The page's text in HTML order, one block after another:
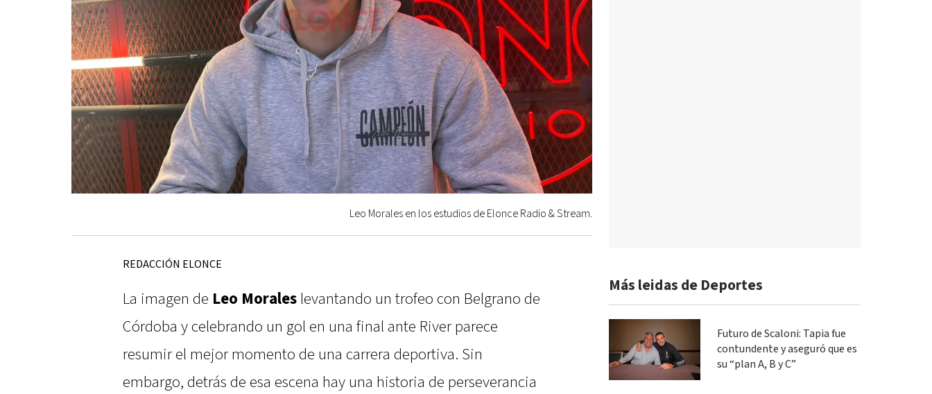
Leo Morales en los estudios de Elonce Radio & Stream.
REDACCIÓN ELONCE
La imagen de Leo Morales levantando un trofeo con Belgrano de
Córdoba y celebrando un gol en una final ante River parece
resumir el mejor momento de una carrera deportiva. Sin
embargo, detrás de esa escena hay una historia de perseverancia
Más leidas de Deportes
Futuro de Scaloni: Tapia fue
contundente y aseguró que es
su “plan A, B y C”